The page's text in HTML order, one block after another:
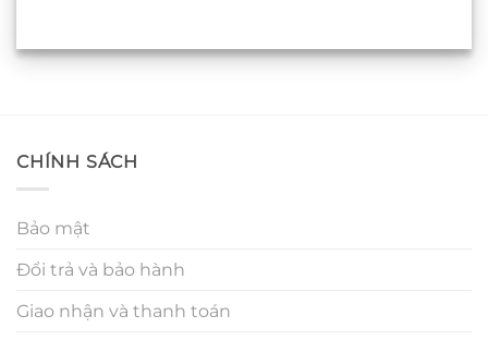
CHÍNH SÁCH
Bảo mật
Đổi trả và bảo hành
Giao nhận và thanh toán